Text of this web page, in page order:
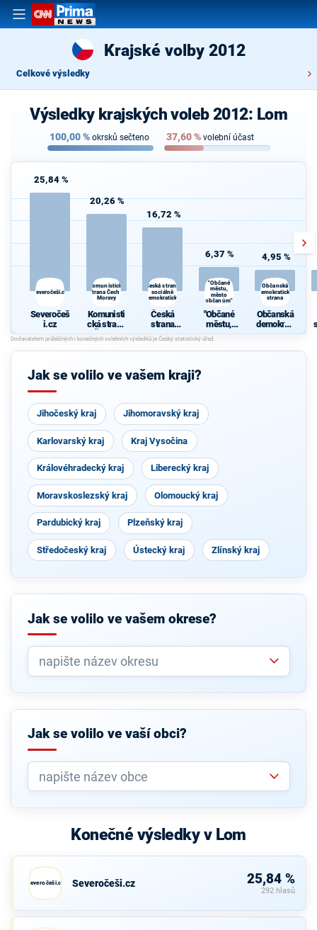
Krajské volby 2012
Celkové výsledky
Výsledky krajských voleb 2012: Lom
100,00% okrsků sečteno 37,60% volební účast
25,84 %
Severočeši.cz
Severočeš
i.cz
20,26 %
Komunistická
strana Čech a
Moravy
Komunisti
cká strana
Čech a
Moravy
16,72 %
Česká strana
sociálně
demokratická
Česká
strana
sociálně
demokrati
cká
6,37 %
"Občané
městu,
město
občanům"
"Občané
městu,
město
občanům"
4,95 %
Občanská
demokratická
strana
Občanská
demokrati
cká strana
Jak se volilo ve vašem kraji?
Jihočeský kraj Jihomoravský kraj
Karlovarský kraj Kraj Vysočina
Královéhradecký kraj Liberecký kraj
Moravskoslezský kraj Olomoucký kraj
Pardubický kraj Plzeňský kraj
Středočeský kraj Ústecký kraj Zlínský kraj
Jak se volilo ve vašem okrese?
Jak se volilo ve vaší obci?
Konečné výsledky v Lom
Severočeši.cz Severočeši.cz 25,84 %
292 hlasů